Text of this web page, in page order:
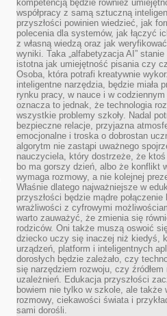
kompetencją będzie również
współpracy z samą sztuczną
przyszłości powinien wiedzieć, jak
polecenia dla systemów, jak łączyć
z własną wiedzą oraz jak
wyniki. Taka „alfabetyzacja AI”
istotna jak umiejętność pisania czy
Osoba, która potrafi kreatywnie
inteligentne narzędzia, będzie miała
rynku pracy, w nauce i w
oznacza to jednak, że technologia
wszystkie problemy szkoły. Nadal
bezpieczne relacje, przyjazna
emocjonalne i troska o dobrostan
algorytm nie zastąpi uważnego
nauczyciela, który dostrzeże, że
bo ma gorszy dzień, albo że konflikt
wymaga rozmowy, a nie kolejnej
Właśnie dlatego najważniejsze w
przyszłości będzie mądre połączenie
wrażliwości z cyfrowymi
warto zauważyć, że zmienia się
rodziców. Oni także muszą oswoić
dziecko uczy się inaczej niż kiedyś,
urządzeń, platform i inteligentnych
dorosłych będzie zależało, czy
się narzędziem rozwoju, czy źródłem
uzależnień. Edukacja przyszłości
bowiem nie tylko w szkole, ale także
rozmowy, ciekawości świata i
sami dorośli.